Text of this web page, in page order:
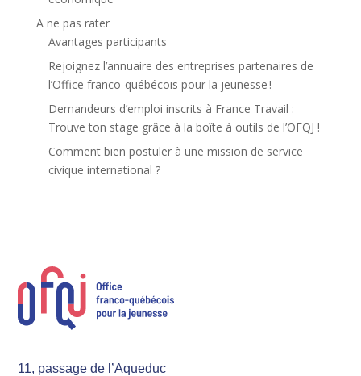
A ne pas rater
Avantages participants
Rejoignez l’annuaire des entreprises partenaires de
l’Office franco-québécois pour la jeunesse !
Demandeurs d’emploi inscrits à France Travail :
Trouve ton stage grâce à la boîte à outils de l’OFQJ !
Comment bien postuler à une mission de service
civique international ?
11, passage de l’Aqueduc